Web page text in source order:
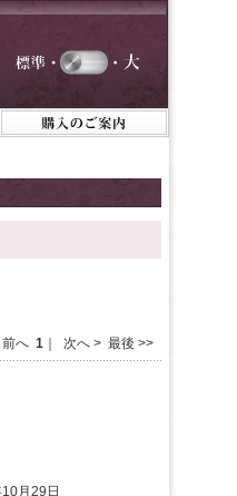
へ 1 ｜ 次へ > 最後 >>
月29日